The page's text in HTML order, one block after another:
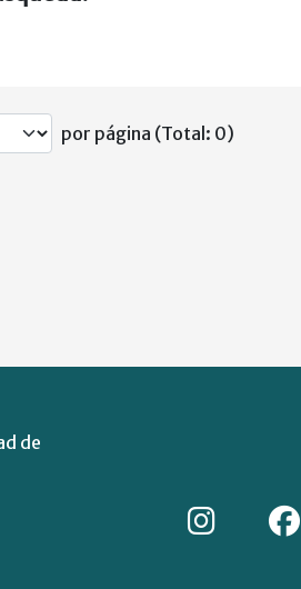
por página (Total: 0)
de